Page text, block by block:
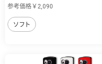
参考価格￥2,090
ソフト